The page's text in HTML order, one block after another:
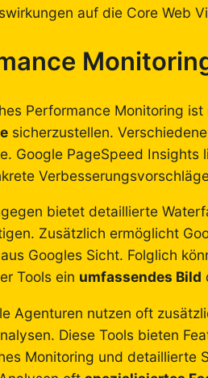
auf die Core Web
Performance Monitoring
sicherzustellen.
Google PageSpeed
bietet detaillierte
Zusätzlich ermöglicht
Googles Sicht. Folglich
Tools ein umfassendes Bild
Agenturen nutzen oft
Diese Tools bieten
Monitoring und detaillierte